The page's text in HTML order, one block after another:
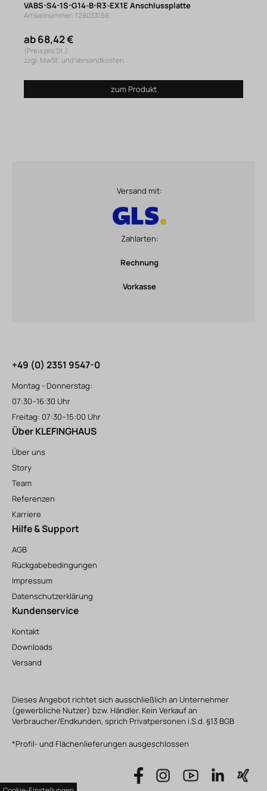
VABS-S4-1S-G14-B-R3-EX1E Anschlussplatte
Artikelnummer: 128033158
ab 68,42 €
(Preis pro St.)
zzgl. MwSt. und Versandkosten
zum Produkt
Versand mit:
Zahlarten:
Rechnung
Vorkasse
+49 (0) 2351 9547-0
Montag - Donnerstag:
07:30–16:30 Uhr
Freitag: 07:30–15:00 Uhr
Über KLEFINGHAUS
Über uns
Story
Team
Referenzen
Karriere
Hilfe & Support
AGB
Rückgabebedingungen
Impressum
Datenschutzerklärung
Kundenservice
Kontakt
Downloads
Versand
Dieses Angebot richtet sich ausschließlich an Unternehmer
(gewerbliche Nutzer) bzw. Händler. Kein Verkauf an
Verbraucher/Endkunden, sprich Privatpersonen i.S.d. §13 BGB
*Profil- und Flächenlieferungen ausgeschlossen